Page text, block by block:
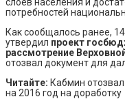
потребностей
Как сообщалось ранее,
утвердил проект
рассмотрение
отозвал документ для
Читайте: Кабмин
на 2016 год на доработку